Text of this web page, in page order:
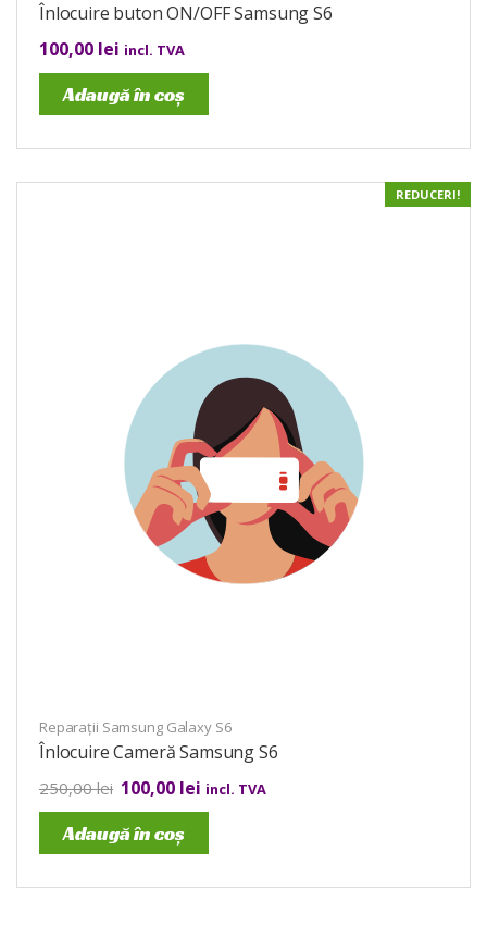
Înlocuire buton ON/OFF Samsung S6
100,00 lei incl. TVA
Adaugă în coș
REDUCERI!
Reparații Samsung Galaxy S6
Înlocuire Cameră Samsung S6
250,00lei 100,00 lei incl. TVA
Adaugă în coș